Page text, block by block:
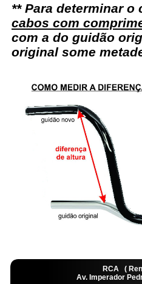
** Para determinar
cabos com
com a do guidão
original some
RCA (
Av. Imperador